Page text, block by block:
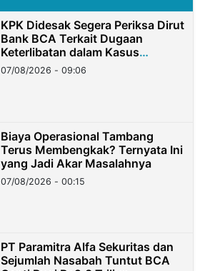
KPK Didesak Segera Periksa Dirut
Bank BCA Terkait Dugaan
Keterlibatan dalam Kasus
Hilangnya Dana Nasabah Rp2,58
Miliar
07/08/2026 - 09:06
Biaya Operasional Tambang
Terus Membengkak? Ternyata Ini
yang Jadi Akar Masalahnya
07/08/2026 - 00:15
PT Paramitra Alfa Sekuritas dan
Sejumlah Nasabah Tuntut BCA